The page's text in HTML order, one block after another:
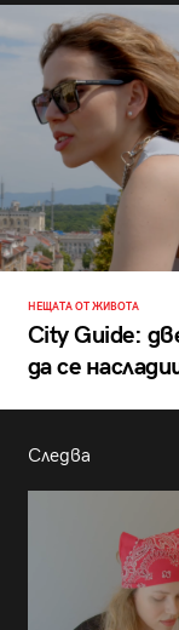
НЕЩАТА ОТ ЖИВОТА
City Guide:
да се
Следва